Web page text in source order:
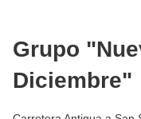
Grupo
Diciembre"